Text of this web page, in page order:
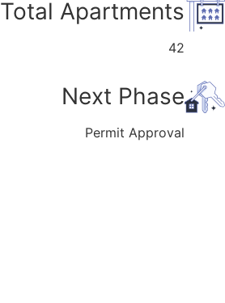
Total Apartments
42
Next Phase
Permit Approval